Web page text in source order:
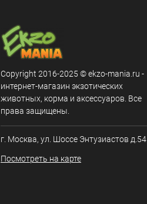
Copyright 2016-2025 © ekzo-mania.ru -
интернет-магазин экзотических
животных, корма и аксессуаров. Все
права защищены.
г. Москва, ул. Шоссе Энтузиастов д.54
Посмотреть на карте